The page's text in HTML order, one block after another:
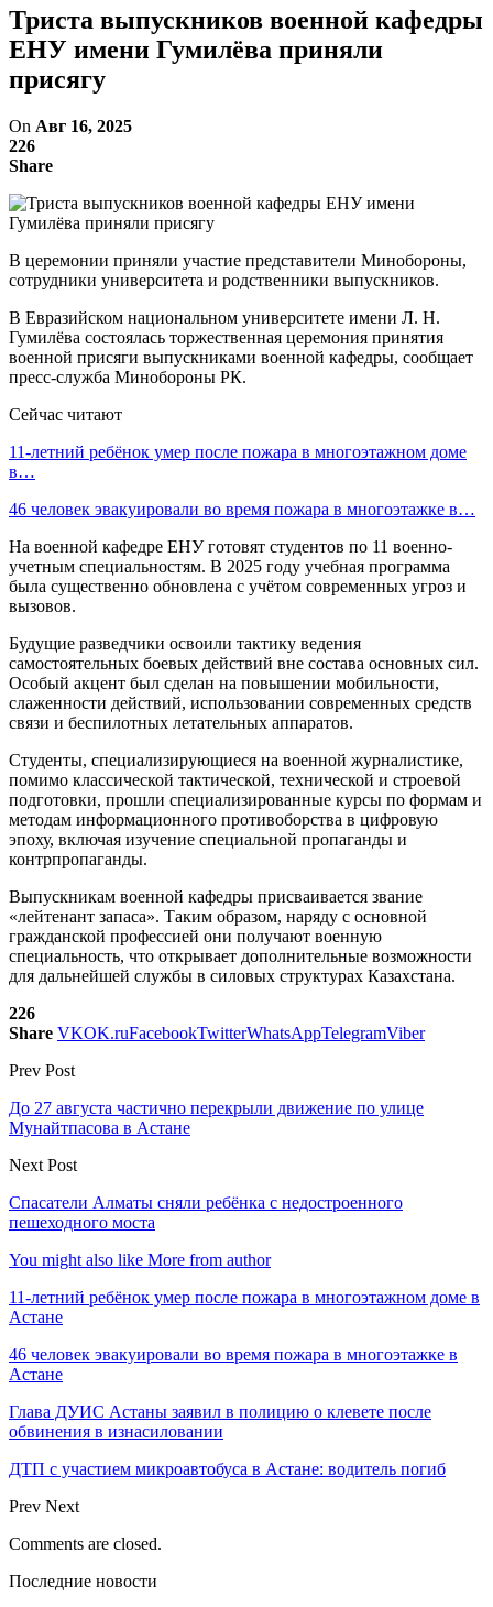
Триста выпускников военной кафедры
ЕНУ имени Гумилёва приняли
присягу
On Авг 16, 2025
226
Share
В церемонии приняли участие представители Минобороны,
сотрудники университета и родственники выпускников.
В Евразийском национальном университете имени Л. Н.
Гумилёва состоялась торжественная церемония принятия
военной присяги выпускниками военной кафедры, сообщает
пресс-служба Минобороны РК.
Сейчас читают
11-летний ребёнок умер после пожара в многоэтажном доме
в…
46 человек эвакуировали во время пожара в многоэтажке в…
На военной кафедре ЕНУ готовят студентов по 11 военно-
учетным специальностям. В 2025 году учебная программа
была существенно обновлена с учётом современных угроз и
вызовов.
Будущие разведчики освоили тактику ведения
самостоятельных боевых действий вне состава основных сил.
Особый акцент был сделан на повышении мобильности,
слаженности действий, использовании современных средств
связи и беспилотных летательных аппаратов.
Студенты, специализирующиеся на военной журналистике,
помимо классической тактической, технической и строевой
подготовки, прошли специализированные курсы по формам и
методам информационного противоборства в цифровую
эпоху, включая изучение специальной пропаганды и
контрпропаганды.
Выпускникам военной кафедры присваивается звание
«лейтенант запаса». Таким образом, наряду с основной
гражданской профессией они получают военную
специальность, что открывает дополнительные возможности
для дальнейшей службы в силовых структурах Казахстана.
226
Share VKOK.ruFacebookTwitterWhatsAppTelegramViber
Prev Post
До 27 августа частично перекрыли движение по улице
Мунайтпасова в Астане
Next Post
Спасатели Алматы сняли ребёнка с недостроенного
пешеходного моста
You might also like More from author
11-летний ребёнок умер после пожара в многоэтажном доме в
Астане
46 человек эвакуировали во время пожара в многоэтажке в
Астане
Глава ДУИС Астаны заявил в полицию о клевете после
обвинения в изнасиловании
ДТП с участием микроавтобуса в Астане: водитель погиб
Prev Next
Comments are closed.
Последние новости